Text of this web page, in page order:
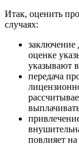
Итак, оценить
случаях:
заключение
оценке
указывают
передача
повлияет